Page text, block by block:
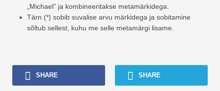
„Michael” ja kombineeritakse metamärkidega.
Tärn (*) sobib suvalise arvu märkidega ja sobitamine
sõltub sellest, kuhu me selle metamärgi lisame.
SHARE SHARE